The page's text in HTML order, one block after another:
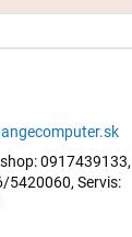
0917439133,
5420060, Servis: